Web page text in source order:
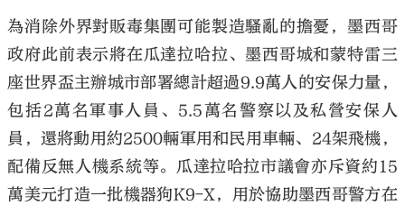
為消除外界對販毒集團可能製造騷亂的擔憂，墨西哥
政府此前表示將在瓜達拉哈拉、墨西哥城和蒙特雷三
座世界盃主辦城市部署總計超過9.9萬人的安保力量，
包括2萬名軍事人員、5.5萬名警察以及私營安保人
員，還將動用約2500輛軍用和民用車輛、24架飛機，
配備反無人機系統等。瓜達拉哈拉市議會亦斥資約15
萬美元打造一批機器狗K9-X，用於協助墨西哥警方在